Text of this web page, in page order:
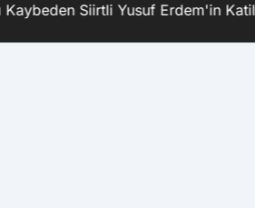
Kaybeden Siirtli Yusuf Erdem'in